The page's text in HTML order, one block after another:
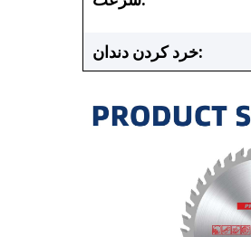
خرد کردن دندان: